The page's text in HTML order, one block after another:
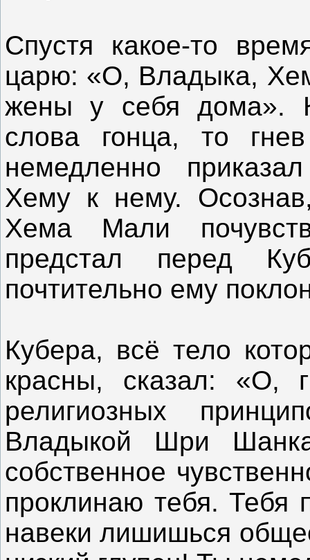
Спустя какое-то
царю: «О, Владыка,
жены у себя дома».
слова гонца, то
немедленно
Хему к нему.
Хема Мали
предстал перед
почтительно ему
Кубера, всё тело
красны, сказал: «О,
религиозных
Владыкой Шри
собственное
проклинаю тебя. Тебя
навеки лишишься